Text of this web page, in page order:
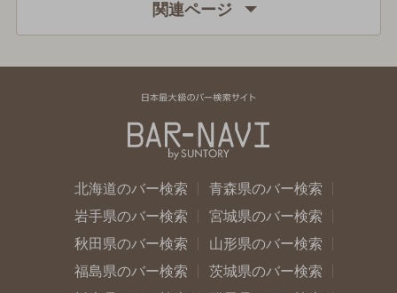
関連ページ
北海道のバー検索
青森県のバー検索
岩手県のバー検索
宮城県のバー検索
秋田県のバー検索
山形県のバー検索
福島県のバー検索
茨城県のバー検索